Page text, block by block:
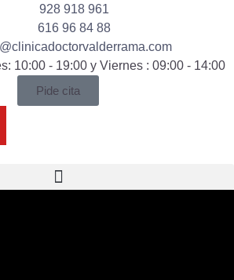
928 918 961
616 96 84 88
10:00 - 19:00 y Viernes : 09:00 - 14:00
Pide cita